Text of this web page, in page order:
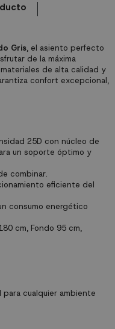
Gris, el asiento perfecto
de la máxima
de alta calidad y
confort excepcional,
25D con núcleo de
un soporte óptimo y
combinar.
eficiente del
consumo energético
cm, Fondo 95 cm,
cualquier ambiente